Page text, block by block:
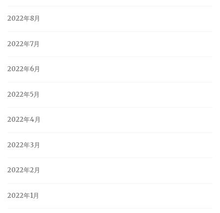
2022年8月
2022年7月
2022年6月
2022年5月
2022年4月
2022年3月
2022年2月
2022年1月